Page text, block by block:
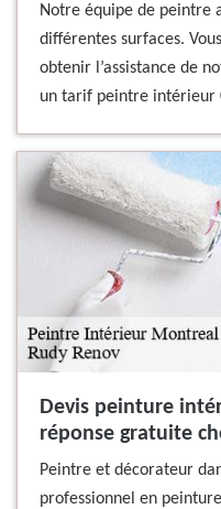
Notre équipe de peintre
différentes surfaces.
obtenir l’assistance de
un tarif peintre intérieur
Devis peinture
réponse gratuite
Peintre et décorateur
professionnel en